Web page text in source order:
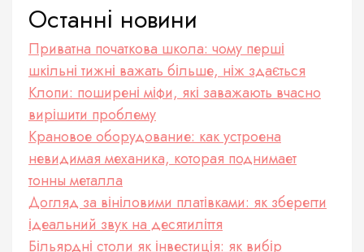
Останні новини
Приватна початкова школа: чому перші
шкільні тижні важать більше, ніж здається
Клопи: поширені міфи, які заважають вчасно
вирішити проблему
Крановое оборудование: как устроена
невидимая механика, которая поднимает
тонны металла
Догляд за вініловими платівками: як зберегти
ідеальний звук на десятиліття
Більярдні столи як інвестиція: як вибір